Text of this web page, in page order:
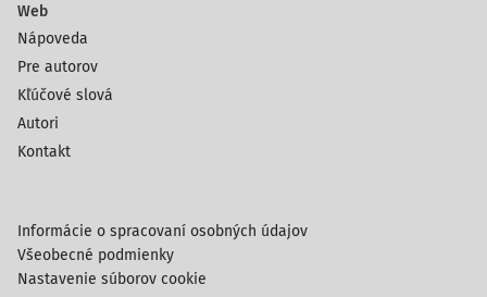
Web
Nápoveda
Pre autorov
Kľúčové slová
Autori
Kontakt
Informácie o spracovaní osobných údajov
Všeobecné podmienky
Nastavenie súborov cookie